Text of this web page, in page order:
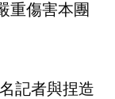
重傷害本團
記者與捏造